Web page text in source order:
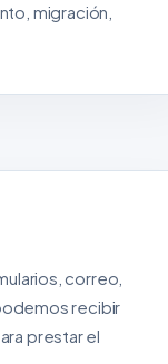
migración,
correo,
recibir
prestar el